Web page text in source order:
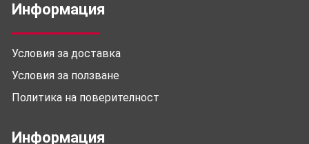
Информация
Условия за доставка
Условия за ползване
Политика на поверителност
Информация